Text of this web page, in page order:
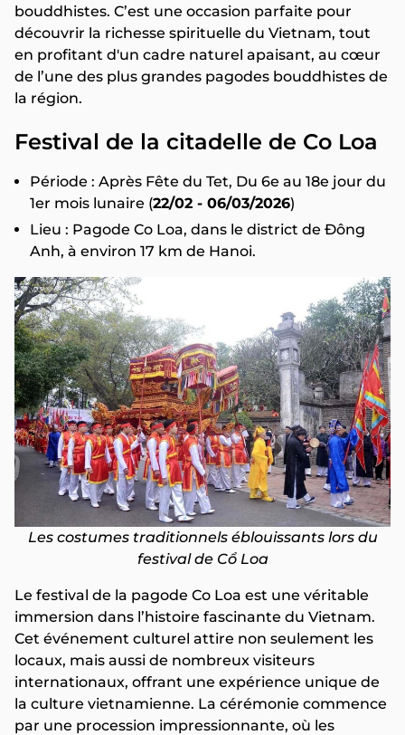
bouddhistes. C’est une occasion parfaite pour
découvrir la richesse spirituelle du Vietnam, tout
en profitant d'un cadre naturel apaisant, au cœur
de l’une des plus grandes pagodes bouddhistes de
la région.
Festival de la citadelle de Co Loa
Période : Après Fête du Tet, Du 6e au 18e jour du
1er mois lunaire (22/02 - 06/03/2026)
Lieu : Pagode Co Loa, dans le district de Đông
Anh, à environ 17 km de Hanoi.
Les costumes traditionnels éblouissants lors du
festival de Cổ Loa
Le festival de la pagode Co Loa est une véritable
immersion dans l’histoire fascinante du Vietnam.
Cet événement culturel attire non seulement les
locaux, mais aussi de nombreux visiteurs
internationaux, offrant une expérience unique de
la culture vietnamienne. La cérémonie commence
par une procession impressionnante, où les